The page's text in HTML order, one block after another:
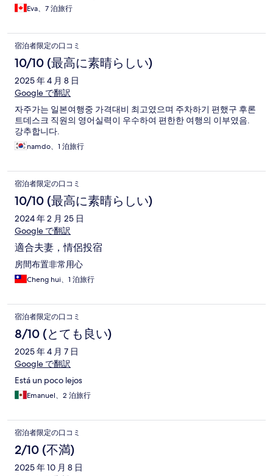
Eva、7 泊旅行
宿泊者限定の口コミ
10/10 (最高に素晴らしい)
2025 年 4 月 8 日
Google で翻訳
자주가는 일본여행중 가격대비 최고였으며 주차하기 편했구 후론
트데스크 직원의 영어실력이 우수하여 편한한 여행의 이부였음.
강추합니다.
namdo、1 泊旅行
宿泊者限定の口コミ
10/10 (最高に素晴らしい)
2024 年 2 月 25 日
Google で翻訳
適合夫妻，情侶投宿
房間布置非常用心
Cheng hui、1 泊旅行
宿泊者限定の口コミ
8/10 (とても良い)
2025 年 4 月 7 日
Google で翻訳
Está un poco lejos
Emanuel、2 泊旅行
宿泊者限定の口コミ
2/10 (不満)
2025 年 10 月 8 日